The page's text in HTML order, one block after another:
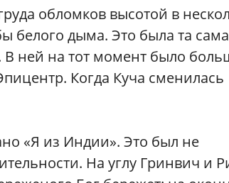
обломков высотой в
белого дыма. Это была та
В ней на тот момент было
Когда Куча сменилась
«Я из Индии». Это был не
На углу Гринвич и